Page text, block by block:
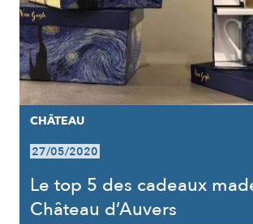
CHÂTEAU
27/05/2020
Le top 5 des cadeaux
Château d’Auvers